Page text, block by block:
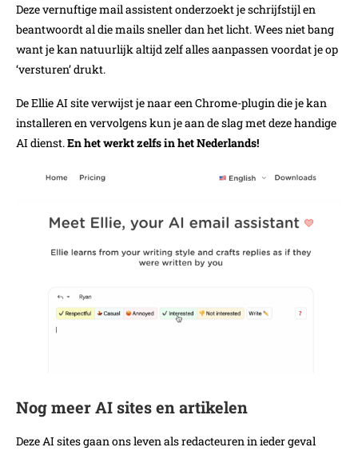
Deze vernuftige mail assistent onderzoekt je schrijfstijl en
beantwoordt al die mails sneller dan het licht. Wees niet bang
want je kan natuurlijk altijd zelf alles aanpassen voordat je op
‘versturen’ drukt.
De Ellie AI site verwijst je naar een Chrome-plugin die je kan
installeren en vervolgens kun je aan de slag met deze handige
AI dienst.En het werkt zelfs in het Nederlands!
Nog meer AI sites en artikelen
Deze AI sites gaan ons leven als redacteuren in ieder geval